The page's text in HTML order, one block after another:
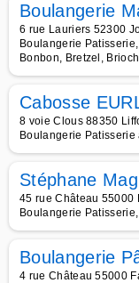
Boulangerie
6 rue Lauriers 52300
Boulangerie
Bonbon, Bretzel,
Cabosse
8 voie Clous 88350
Boulangerie Patisserie
Stéphane
45 rue Château 55000
Boulangerie
Boulangerie
4 rue Château 55000